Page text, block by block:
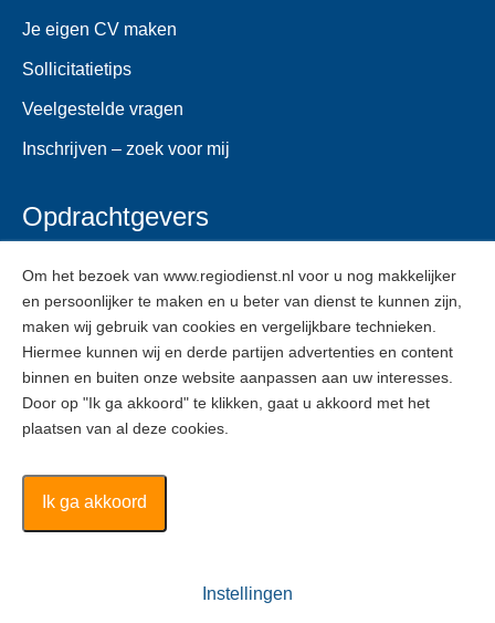
Je eigen CV maken
Sollicitatietips
Veelgestelde vragen
Inschrijven – zoek voor mij
Opdrachtgevers
Veelgestelde vragen
Inschrijven
ZZPers
Inschrijven
Algemene voorwaarden
Om het bezoek van www.regiodienst.nl voor u nog makkelijker
en persoonlijker te maken en u beter van dienst te kunnen zijn,
maken wij gebruik van cookies en vergelijkbare technieken.
Hiermee kunnen wij en derde partijen advertenties en content
binnen en buiten onze website aanpassen aan uw interesses.
Door op "Ik ga akkoord" te klikken, gaat u akkoord met het
plaatsen van al deze cookies.
Ik ga akkoord
Instellingen